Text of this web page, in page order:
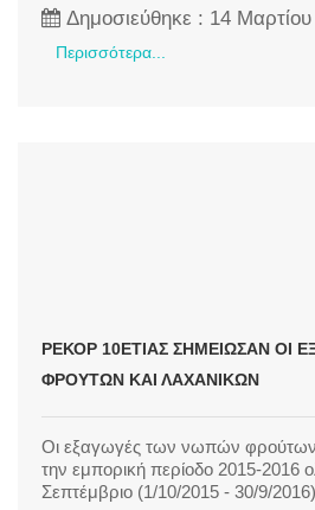
Δημοσιεύθηκε : 14
Περισσότερα...
ΡΕΚΌΡ 10ΕΤΊΑΣ ΣΗΜΕΊΩΣΑΝ ΟΙ
ΦΡΟΎΤΩΝ ΚΑΙ ΛΑΧΑΝΙΚΏΝ
Οι εξαγωγές των νωπών φρούτων
την εμπορική περίοδο 2015-2016
Σεπτέμβριο (1/10/2015 - 30/9/2016)